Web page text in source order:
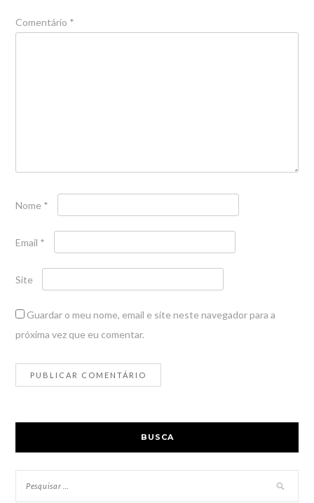
Comentário *
Nome *
Email *
Site
Guardar o meu nome, email e site neste navegador para a
próxima vez que eu comentar.
BUSCA